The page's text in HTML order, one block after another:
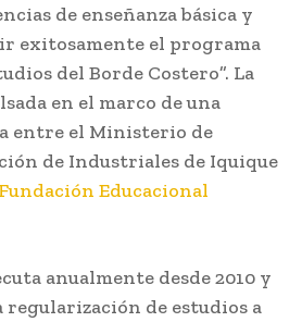
de enseñanza básica y
exitosamente el programa
del Borde Costero”. La
en el marco de una
entre el Ministerio de
de Industriales de Iquique
Fundación Educacional
anualmente desde 2010 y
regularización de estudios a